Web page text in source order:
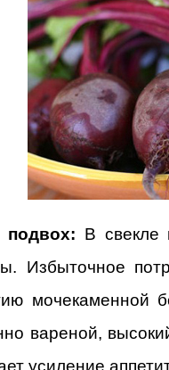
В свекле
Избыточное
мочекаменной
вареной,
усиление